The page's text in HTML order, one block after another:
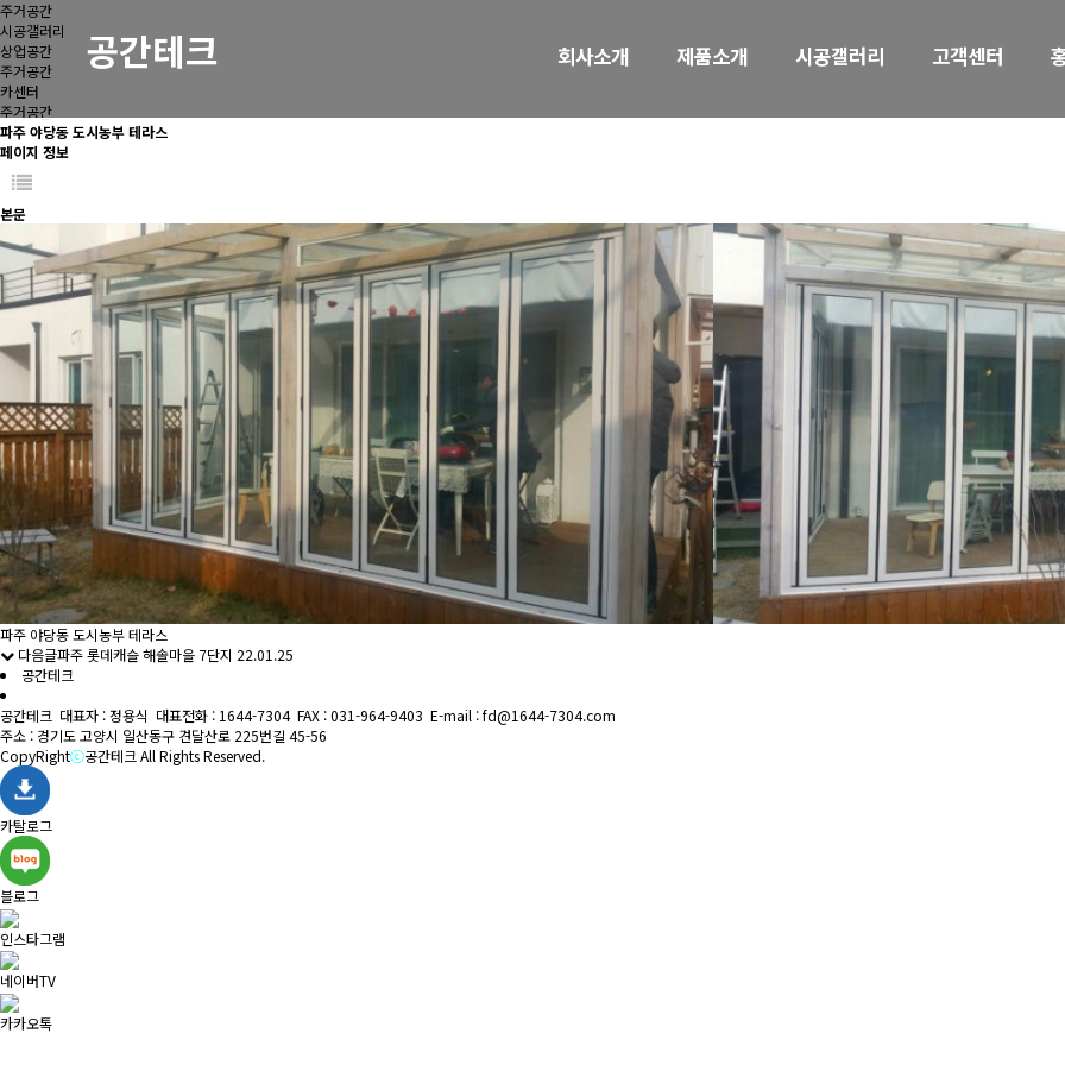
공간테크 회사소개 제품소개 시공갤러리 고객센터
주거공간
시공갤러리
상업공간
주거공간
카센터
주거공간
파주 야당동 도시농부 테라스
페이지 정보
본문
파주 야당동 도시농부 테라스
다음글파주 롯데캐슬 해솔마을 7단지 22.01.25
공간테크
공간테크 대표자 : 정용식 대표전화 : 1644-7304 FAX : 031-964-9403 E-mail : fd@1644-7304.com
주소 : 경기도 고양시 일산동구 견달산로 225번길 45-56
CopyRightⓒ공간테크 All Rights Reserved.
카탈로그
블로그
인스타그램
네이버TV
카카오톡